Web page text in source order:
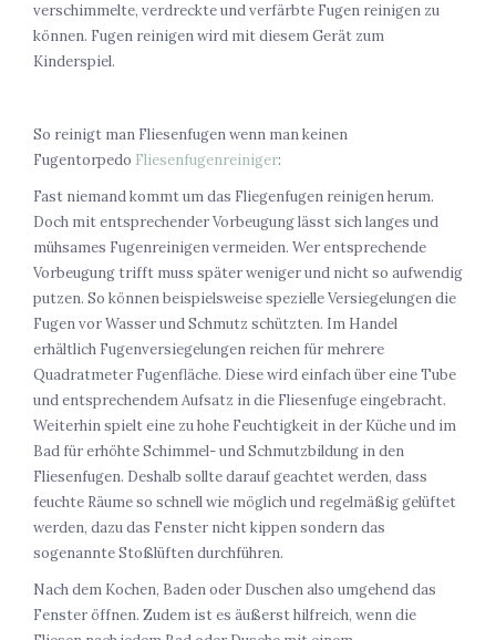
verschimmelte, verdreckte und verfärbte Fugen reinigen zu
können. Fugen reinigen wird mit diesem Gerät zum
Kinderspiel.
So reinigt man Fliesenfugen wenn man keinen
Fugentorpedo Fliesenfugenreiniger:
Fast niemand kommt um das Fliegenfugen reinigen herum.
Doch mit entsprechender Vorbeugung lässt sich langes und
mühsames Fugenreinigen vermeiden. Wer entsprechende
Vorbeugung trifft muss später weniger und nicht so aufwendig
putzen. So können beispielsweise spezielle Versiegelungen die
Fugen vor Wasser und Schmutz schützten. Im Handel
erhältlich Fugenversiegelungen reichen für mehrere
Quadratmeter Fugenfläche. Diese wird einfach über eine Tube
und entsprechendem Aufsatz in die Fliesenfuge eingebracht.
Weiterhin spielt eine zu hohe Feuchtigkeit in der Küche und im
Bad für erhöhte Schimmel- und Schmutzbildung in den
Fliesenfugen. Deshalb sollte darauf geachtet werden, dass
feuchte Räume so schnell wie möglich und regelmäßig gelüftet
werden, dazu das Fenster nicht kippen sondern das
sogenannte Stoßlüften durchführen.
Nach dem Kochen, Baden oder Duschen also umgehend das
Fenster öffnen. Zudem ist es äußerst hilfreich, wenn die